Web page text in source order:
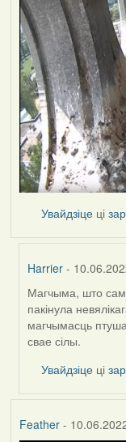
Увайдзіце ці
Harrier -
In
reply
to
by
Lighty
Магчыма, што
пакінула
магчымасць
свае сілы.
Увайдзіце ці
Feather-